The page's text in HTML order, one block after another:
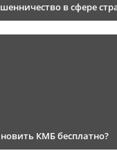
в сфере
КМБ бесплатно?